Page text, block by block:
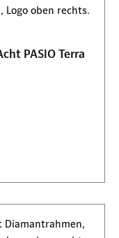
PASIO Terra